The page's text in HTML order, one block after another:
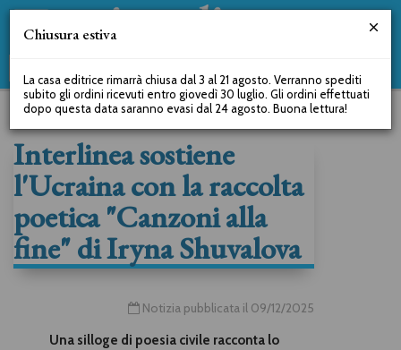
Interlinea sostiene
l'Ucraina con la raccolta
poetica "Canzoni alla
fine" di Iryna Shuvalova
Notizia pubblicata il 09/12/2025
Una silloge di poesia civile racconta lo
Chiusura estiva
La casa editrice rimarrà chiusa dal 3 al 21 agosto. Verranno spediti
subito gli ordini ricevuti entro giovedì 30 luglio. Gli ordini effettuati
dopo questa data saranno evasi dal 24 agosto. Buona lettura!